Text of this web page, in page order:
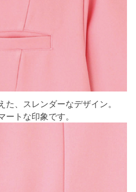
、スレンダーなデザイン。
トな印象です。